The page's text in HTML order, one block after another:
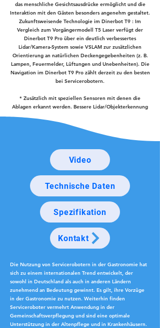
das menschliche Gesichtsausdrücke ermöglicht und die
Interaktion mit den Gästen besonders angenehm gestaltet.
Zukunftsweisende Technologie im Dinerbot T9 : Im
Vergleich zum Vorgängermodell T5 Laser verfügt der
Dinerbot T9 Pro über ein deutlich verbessertes
Lidar/Kamera-System sowie VSLAM zur zusätzlichen
Orientierung an natürlichen Deckengegebenheiten (z. B.
Lampen, Feuermelder, Lüftungen und Unebenheiten). Die
Navigation im Dinerbot T9 Pro zählt derzeit zu den besten
bei Servicerobotern.
* Zusätzlich mit speziellen Sensoren mit denen die
Ablagen erkannt werden. Bessere Lidar/Objekterkennung
Video
Technische Daten
Spezifikation
Kontakt
Die Nutzung von Servicerobotern in der Gastronomie hat
sich zu einem internationalen Trend entwickelt, der
sowohl in Deutschland als auch in anderen Ländern
zunehmend an Bedeutung gewinnt. Es gilt, ihre Vorzüge
in der Gastronomie zu nutzen. Weiterhin finden
Serviceroboter vermehrt Anwendung in der
Gemeinschaftsverpflegung und sind eine optimale
Unterstützung in der Altenpflege und in Krankenhäusern.